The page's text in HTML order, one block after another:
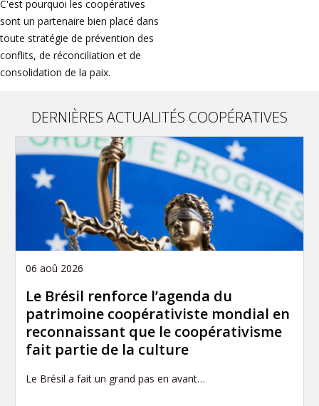
C'est pourquoi les coopératives
sont un partenaire bien placé dans
toute stratégie de prévention des
conflits, de réconciliation et de
consolidation de la paix.
DERNIÈRES ACTUALITÉS COOPÉRATIVES
06 aoû 2026
Le Brésil renforce l’agenda du
patrimoine coopérativiste mondial en
reconnaissant que le coopérativisme
fait partie de la culture
Le Brésil a fait un grand pas en avant…